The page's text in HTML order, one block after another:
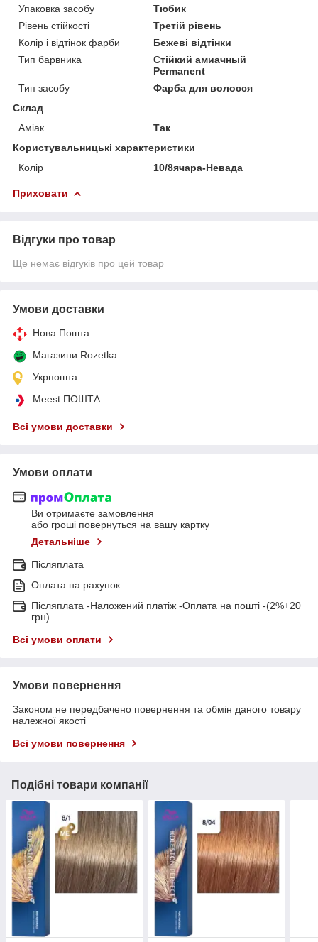
Упаковка засобу
Тюбик
Рівень стійкості
Третій рівень
Колір і відтінок фарби
Бежеві відтінки
Тип барвника
Стійкий амиачный
Permanent
Тип засобу
Фарба для волосся
Склад
Аміак
Так
Користувальницькі характеристики
Колір
10/8ячара-Невада
Приховати
Відгуки про товар
Ще немає відгуків про цей товар
Умови доставки
Нова Пошта
Магазини Rozetka
Укрпошта
Meest ПОШТА
Всі умови доставки
Умови оплати
Ви отримаєте замовлення
або гроші повернуться на вашу картку
Детальніше
Післяплата
Оплата на рахунок
Післяплата -Наложений платіж -Оплата на пошті -(2%+20
грн)
Всі умови оплати
Умови повернення
Законом не передбачено повернення та обмін даного товару
належної якості
Всі умови повернення
Подібні товари компанії